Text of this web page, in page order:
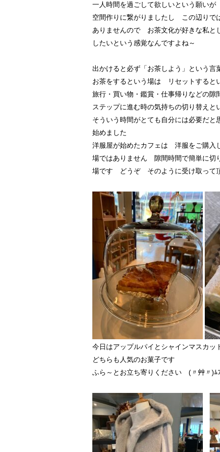
一人時間を過ごして欲しいという願い
空間作りに繋がりましたし この辺りで
ありませんので お茶文化が好きな私と
したいという感覚なんですよね～
出かけると必ず「お茶しよう」という言
お茶をするという場は リセットすると
旅行・買い物・鑑賞・仕事帰りなどの
ステップに進む時の気持ちの切り替えと
そういう時間がとても自分には必要だと
始めました
洋服屋が始めたカフェは 洋服をご購入
場ではありません 隙間時間で簡単に切
場です どうぞ そのように受け取って
今日はアップルパイとシャインマスカッ
どちらも人気のお菓子です
ふら～とお立ち寄りください (〃艸〃)ﾑ